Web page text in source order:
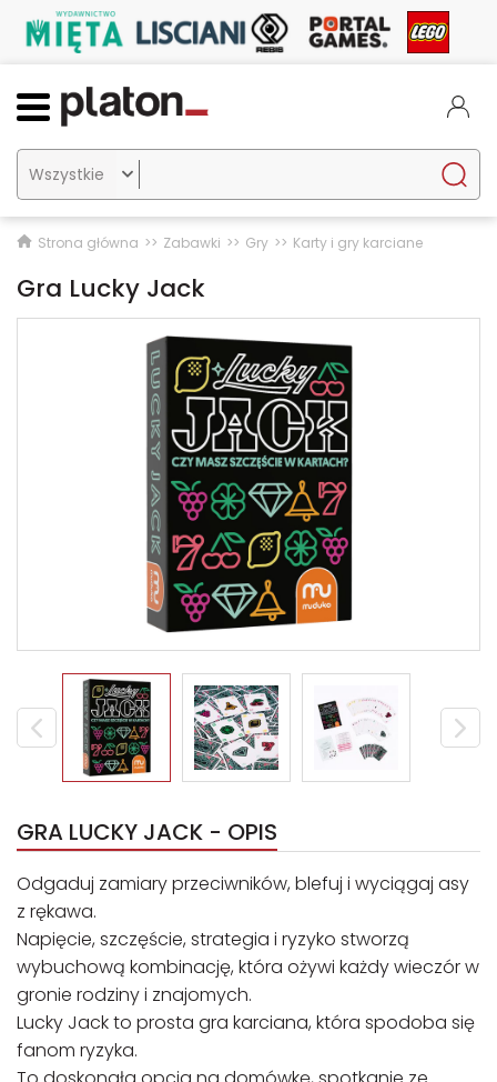

Strona główna Zabawki Gry Karty i gry karciane
Gra Lucky Jack
GRA LUCKY JACK - OPIS
Odgaduj zamiary przeciwników, blefuj i wyciągaj asy
z rękawa.
Napięcie, szczęście, strategia i ryzyko stworzą
wybuchową kombinację, która ożywi każdy wieczór w
gronie rodziny i znajomych.
Lucky Jack to prosta gra karciana, która spodoba się
fanom ryzyka.